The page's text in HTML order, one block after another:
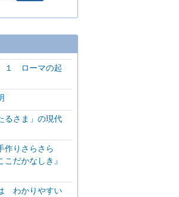
１ ローマの起
るさま」の現代
作りさらさら
だかなしき』
わかりやすい